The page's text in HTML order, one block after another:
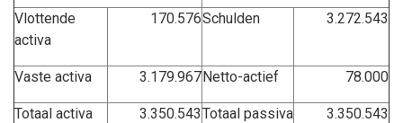
Vlottende
activa
170.576Schulden 3.272.543
Vaste activa 3.179.967Netto-actief 78.000
Totaal activa 3.350.543Totaal passiva 3.350.543